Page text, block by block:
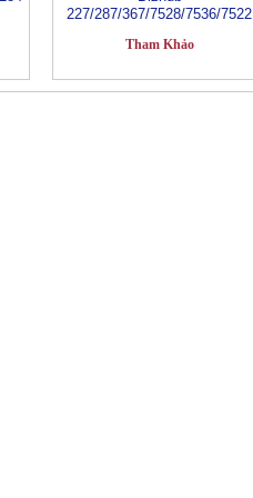
227/287/367/7528/7536/7522
Tham Khảo